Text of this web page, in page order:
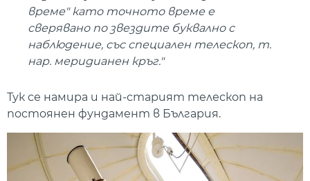
време" като точното време е
сверявано по звездите буквално с
наблюдение, със специален телескоп, т.
нар. меридианен кръг."
Тук се намира и най-старият телескоп на
постоянен фундамент в България.